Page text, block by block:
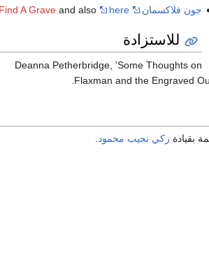
جون فلاكسمان
Find A Grave and also here
للاستزادة
Deanna Petherbridge, 'Some Thoughts on
Flaxman and the Engraved
بقيادة زكي نجيب محمود